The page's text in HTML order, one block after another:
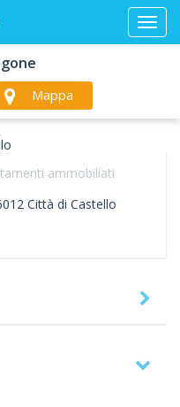
Mappa
ammobiliati
Città di Castello